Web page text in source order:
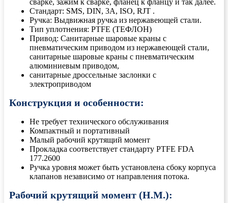
Стандарт: SMS, DIN, 3A, ISO, RJT .
Ручка: Выдвижная ручка из нержавеющей стали.
Тип уплотнения: PTFE (ТЕФЛОН)
Привод: Санитарные шаровые краны с
пневматическим приводом из нержавеющей стали,
санитарные шаровые краны с пневматическим
алюминиевым приводом,
санитарные дроссельные заслонки с
электроприводом
Конструкция и особенности:
Не требует технического обслуживания
Компактный и портативный
Малый рабочий крутящий момент
Прокладка соответствует стандарту PTFE FDA
177.2600
Ручка уровня может быть установлена сбоку корпуса
клапанов независимо от направления потока.
Рабочий крутящий момент (Н.М.):